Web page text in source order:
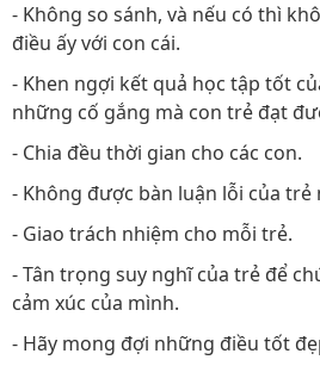
- Không so sánh, và nếu có thì
điều ấy với con cái.
- Khen ngợi kết quả học tập tốt
những cố gắng mà con trẻ đạt
- Chia đều thời gian cho các con.
- Không được bàn luận lỗi của trẻ
- Giao trách nhiệm cho mỗi trẻ.
- Tân trọng suy nghĩ của trẻ để
cảm xúc của mình.
- Hãy mong đợi những điều tốt